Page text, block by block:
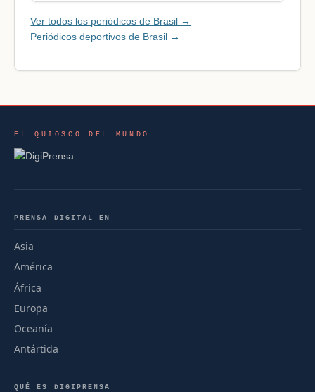
Ver todos los periódicos de Brasil →
Periódicos deportivos de Brasil →
EL QUIOSCO DEL MUNDO
PRENSA DIGITAL EN
Asia
América
África
Europa
Oceanía
Antártida
QUÉ ES DIGIPRENSA